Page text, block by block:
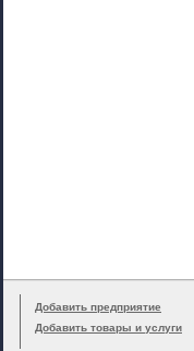
Добавить предприятие
Добавить товары и услуги